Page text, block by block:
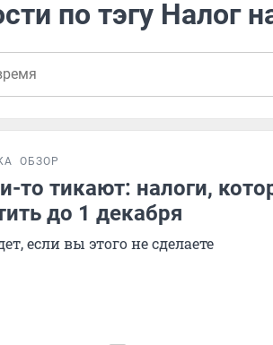
по тэгу Налог
ОБЗОР
то тикают: налоги,
до 1 декабря
если вы этого не сделаете